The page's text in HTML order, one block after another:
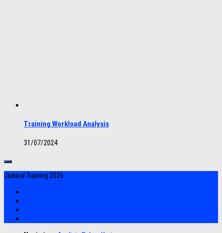
Training Workload Analysis
31/07/2024
Jadwal Training 2026